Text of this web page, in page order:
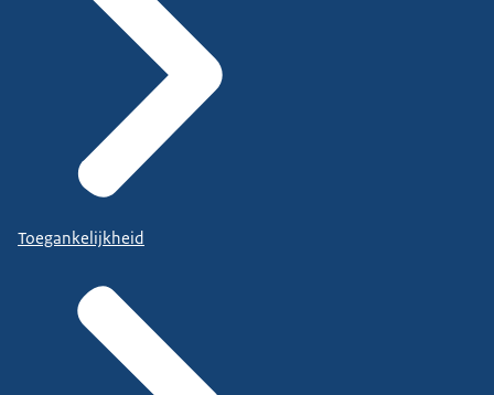
Toegankelijkheid